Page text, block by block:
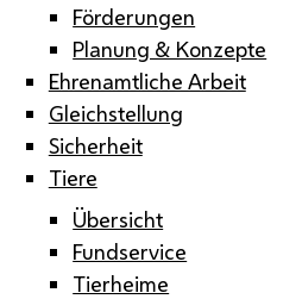
Förderungen
Planung & Konzepte
Ehrenamtliche Arbeit
Gleichstellung
Sicherheit
Tiere
Übersicht
Fundservice
Tierheime